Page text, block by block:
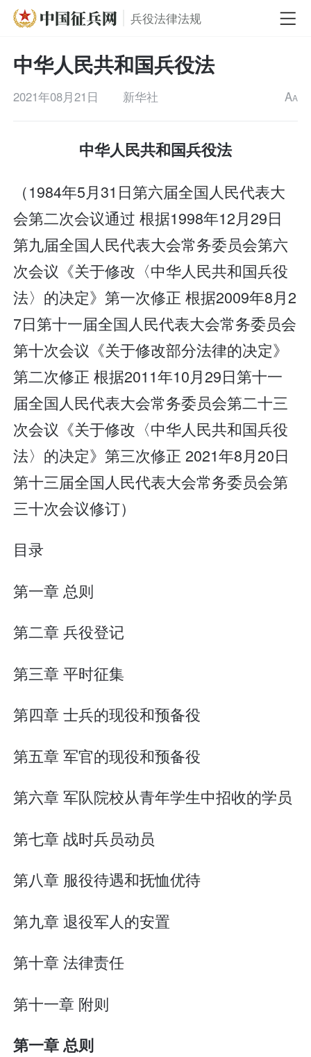
兵役法律法规
中华人民共和国兵役法
2021年08月21日 新华社 AA
中华人民共和国兵役法
（1984年5月31日第六届全国人民代表大
会第二次会议通过 根据1998年12月29日
第九届全国人民代表大会常务委员会第六
次会议《关于修改〈中华人民共和国兵役
法〉的决定》第一次修正 根据2009年8月2
7日第十一届全国人民代表大会常务委员会
第十次会议《关于修改部分法律的决定》
第二次修正 根据2011年10月29日第十一
届全国人民代表大会常务委员会第二十三
次会议《关于修改〈中华人民共和国兵役
法〉的决定》第三次修正 2021年8月20日
第十三届全国人民代表大会常务委员会第
三十次会议修订）
目录
第一章 总则
第二章 兵役登记
第三章 平时征集
第四章 士兵的现役和预备役
第五章 军官的现役和预备役
第六章 军队院校从青年学生中招收的学员
第七章 战时兵员动员
第八章 服役待遇和抚恤优待
第九章 退役军人的安置
第十章 法律责任
第十一章 附则
第一章 总则